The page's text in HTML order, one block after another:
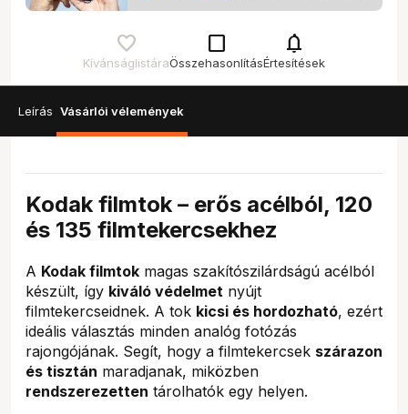
Kívánságlistára
check_box_outline_blank
Összehasonlítás
notifications
Értesítések
Leírás Vásárlói vélemények
Kodak filmtok – erős acélból, 120
és 135 filmtekercsekhez
A Kodak filmtok magas szakítószilárdságú acélból
készült, így kiváló védelmet nyújt
filmtekercseidnek. A tok kicsi és hordozható, ezért
ideális választás minden analóg fotózás
rajongójának. Segít, hogy a filmtekercsek szárazon
és tisztán maradjanak, miközben
rendszerezetten tárolhatók egy helyen.